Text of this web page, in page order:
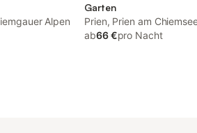
Alpen
Garten
Prien, Prien am
ab66 €pro Nacht